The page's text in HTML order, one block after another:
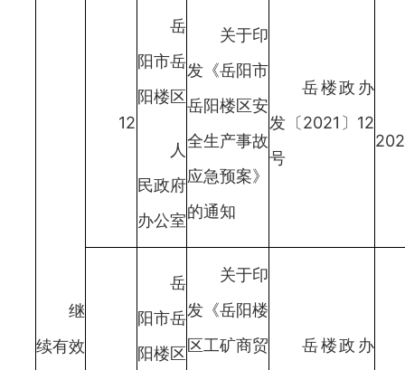
继
续有效
12
岳
阳市岳
阳楼区
人
民政府
办公室
关于印
发《岳阳市
岳阳楼区安
全生产事故
应急预案》
的通知
岳楼政办
发〔2021〕12
号
岳
阳市岳
阳楼区
关于印
发《岳阳楼
区工矿商贸
岳楼政办